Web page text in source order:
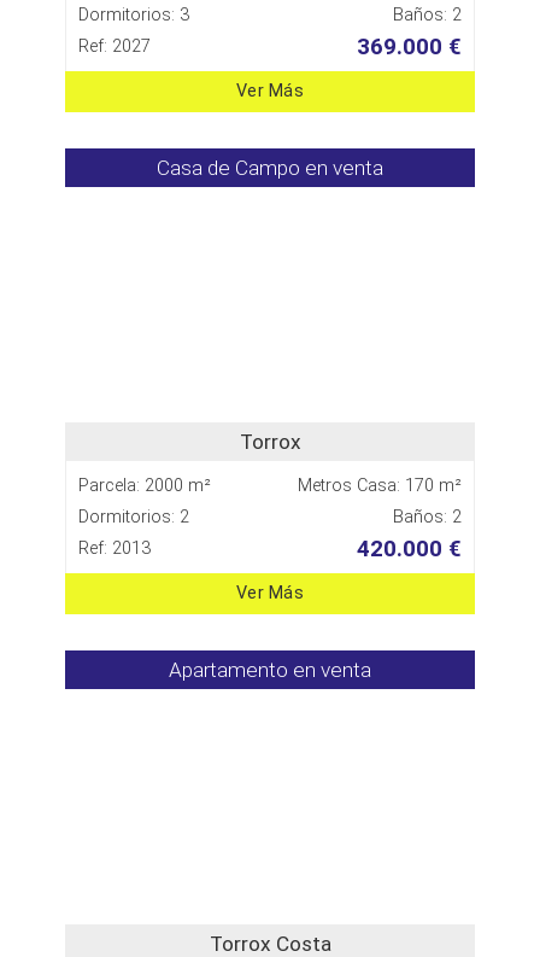
Dormitorios: 3
Baños: 2
Ref: 2027
369.000 €
Ver Más
Casa de Campo en venta
Torrox
Parcela: 2000 m²
Metros Casa: 170 m²
Dormitorios: 2
Baños: 2
Ref: 2013
420.000 €
Ver Más
Apartamento en venta
Torrox Costa